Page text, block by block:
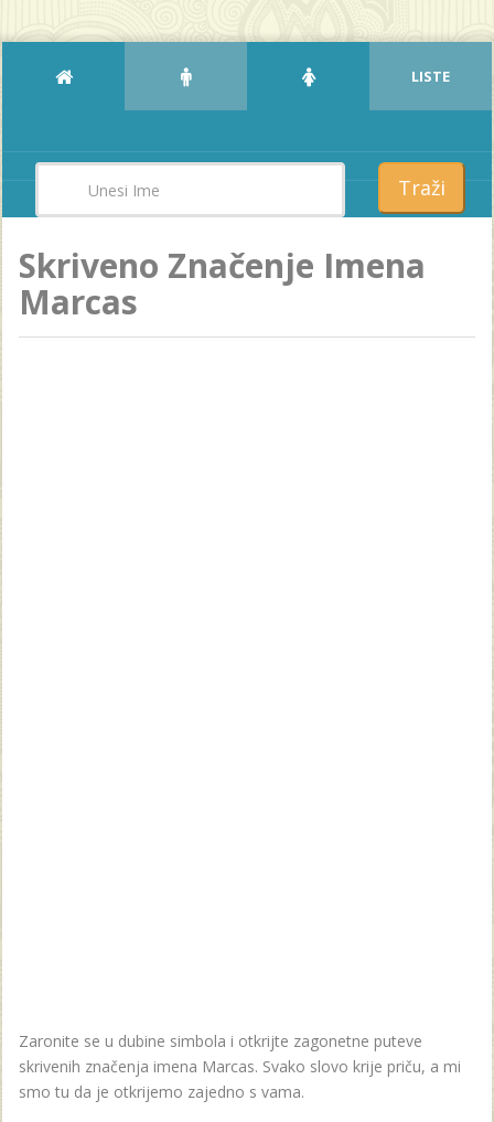
LISTE
Traži
Skriveno Značenje Imena
Marcas
Zaronite se u dubine simbola i otkrijte zagonetne puteve
skrivenih značenja imena Marcas. Svako slovo krije priču, a mi
smo tu da je otkrijemo zajedno s vama.